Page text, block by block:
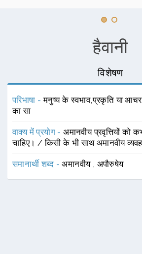
हैवानी
विशेषण
परिभाषा -मनुष्य के स्वभाव,प्रकृति या
का सा
वाक्य में प्रयोग -अमानवीय प्रवृत्तियों को
चाहिए। / किसी के भी साथ अमानवीय
समानार्थी शब्द -अमानवीय , अपौरुषेय